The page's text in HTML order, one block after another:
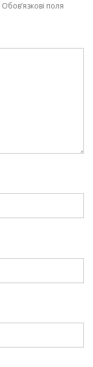
Обов’язкові поля